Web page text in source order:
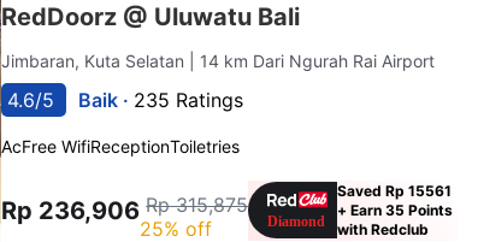
RedDoorz @ Uluwatu Bali
Jimbaran, Kuta Selatan | 14 km Dari Ngurah Rai Airport
4.6/5 Baik · 235 Ratings
AcFree WifiReceptionToiletries
Rp 236,906 Rp 315,875
25% off
Saved Rp 15561
+ Earn 35 Points
with Redclub